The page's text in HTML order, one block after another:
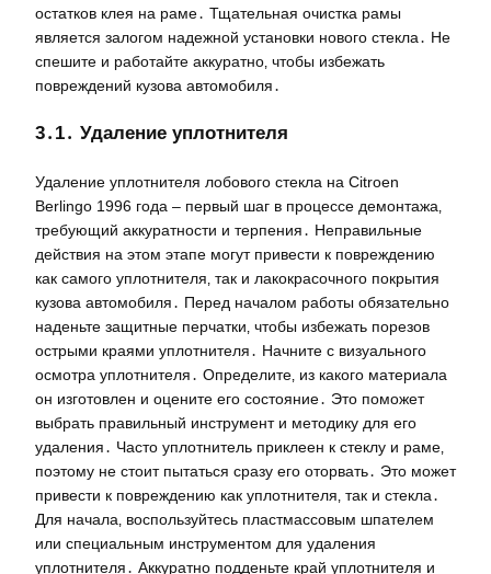
остатков клея на раме․ Тщательная очистка рамы
является залогом надежной установки нового стекла․ Не
спешите и работайте аккуратно‚ чтобы избежать
повреждений кузова автомобиля․
3․1․ Удаление уплотнителя
Удаление уплотнителя лобового стекла на Citroen
Berlingo 1996 года – первый шаг в процессе демонтажа‚
требующий аккуратности и терпения․ Неправильные
действия на этом этапе могут привести к повреждению
как самого уплотнителя‚ так и лакокрасочного покрытия
кузова автомобиля․ Перед началом работы обязательно
наденьте защитные перчатки‚ чтобы избежать порезов
острыми краями уплотнителя․ Начните с визуального
осмотра уплотнителя․ Определите‚ из какого материала
он изготовлен и оцените его состояние․ Это поможет
выбрать правильный инструмент и методику для его
удаления․ Часто уплотнитель приклеен к стеклу и раме‚
поэтому не стоит пытаться сразу его оторвать․ Это может
привести к повреждению как уплотнителя‚ так и стекла․
Для начала‚ воспользуйтесь пластмассовым шпателем
или специальным инструментом для удаления
уплотнителя․ Аккуратно подденьте край уплотнителя и